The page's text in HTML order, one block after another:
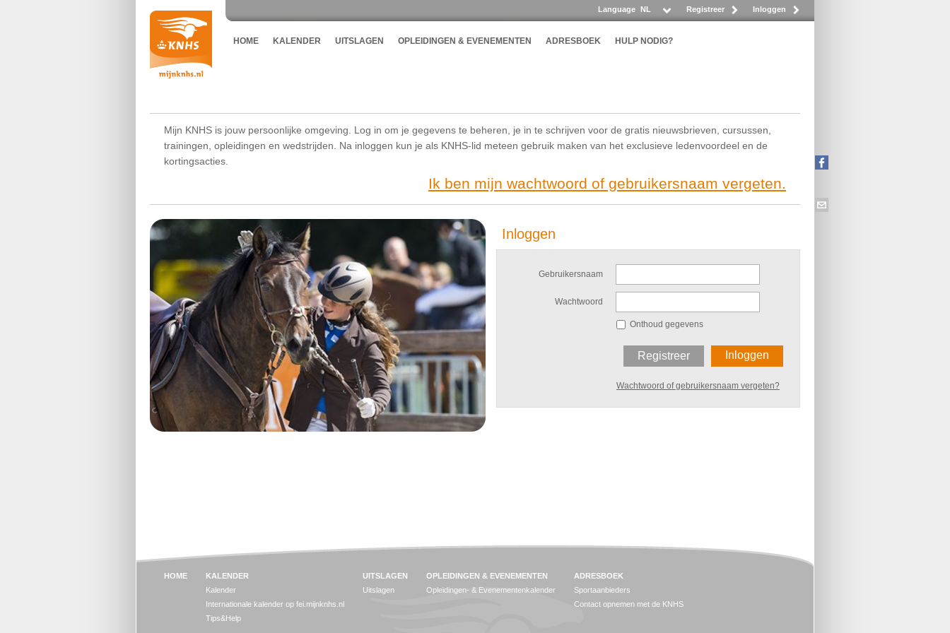
Registreer Inloggen
Language NL
HOME KALENDER UITSLAGEN OPLEIDINGEN & EVENEMENTEN ADRESBOEK HULP NODIG?
Mijn KNHS is jouw persoonlijke omgeving. Log in om je gegevens te beheren, je in te schrijven voor de gratis nieuwsbrieven, cursussen,
trainingen, opleidingen en wedstrijden. Na inloggen kun je als KNHS-lid meteen gebruik maken van het exclusieve ledenvoordeel en de
kortingsacties.
Ik ben mijn wachtwoord of gebruikersnaam vergeten.
Inloggen
Gebruikersnaam
Wachtwoord
Onthoud gegevens
Inloggen
Registreer
Wachtwoord of gebruikersnaam vergeten?
HOME
KALENDER
Kalender
Internationale kalender op fei.mijnknhs.nl
Tips&Help
UITSLAGEN
Uitslagen
OPLEIDINGEN & EVENEMENTEN
Opleidingen- & Evenementenkalender
ADRESBOEK
Sportaanbieders
Contact opnemen met de KNHS